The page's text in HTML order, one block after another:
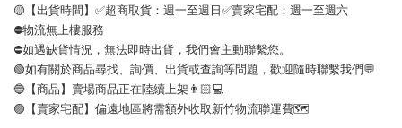
🟡【出貨時間】✅超商取貨：週一至週日✅賣家宅配：週一至週六
⛔️物流無上樓服務
⛔️如遇缺貨情況，無法即時出貨，我們會主動聯繫您。
🟢如有關於商品尋找、詢價、出貨或查詢等問題，歡迎隨時聯繫我們💬
🔵【商品】賣場商品正在陸續上架👨🏻💻
🟣【賣家宅配】偏遠地區將需額外收取新竹物流聯運費🗺